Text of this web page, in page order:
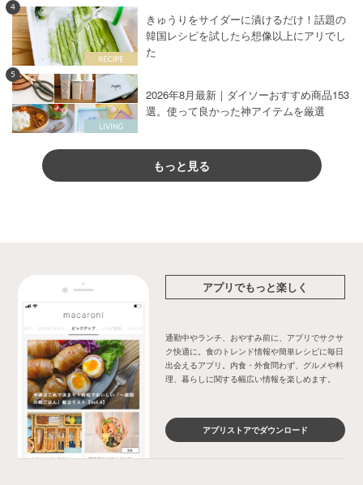
4
きゅうりをサイダーに漬けるだけ！話題の
韓国レシピを試したら想像以上にアリでし
た
5
2026年8月最新｜ダイソーおすすめ商品153
選。使って良かった神アイテムを厳選
もっと見る
アプリでもっと楽しく
通勤中やランチ、おやすみ前に、アプリでサクサ
ク快適に。食のトレンド情報や簡単レシピに毎日
出会えるアプリ。内食・外食問わず、グルメや料
理、暮らしに関する幅広い情報を楽しめます。
アプリストアでダウンロード